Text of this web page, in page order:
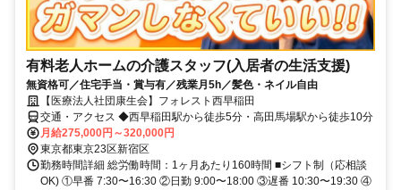
有料老人ホームの介護スタッフ(入居者の生活支援)
無資格可／住宅手当・賞与有／残業月5h／髪色・ネイル自由
【医療法人社団康生会】フォレスト西早稲田
交通・アクセス ◆西早稲田駅から徒歩5分・高田馬場駅から徒歩10分
月給275,000円～320,000円
東京都東京23区新宿区
勤務時間詳細 総労働時間：1ヶ月あたり160時間 ■シフト制（応相談
OK) ①早番 7:30〜16:30 ②日勤 9:00〜18:00 ③遅番 10:30〜19:30 ④